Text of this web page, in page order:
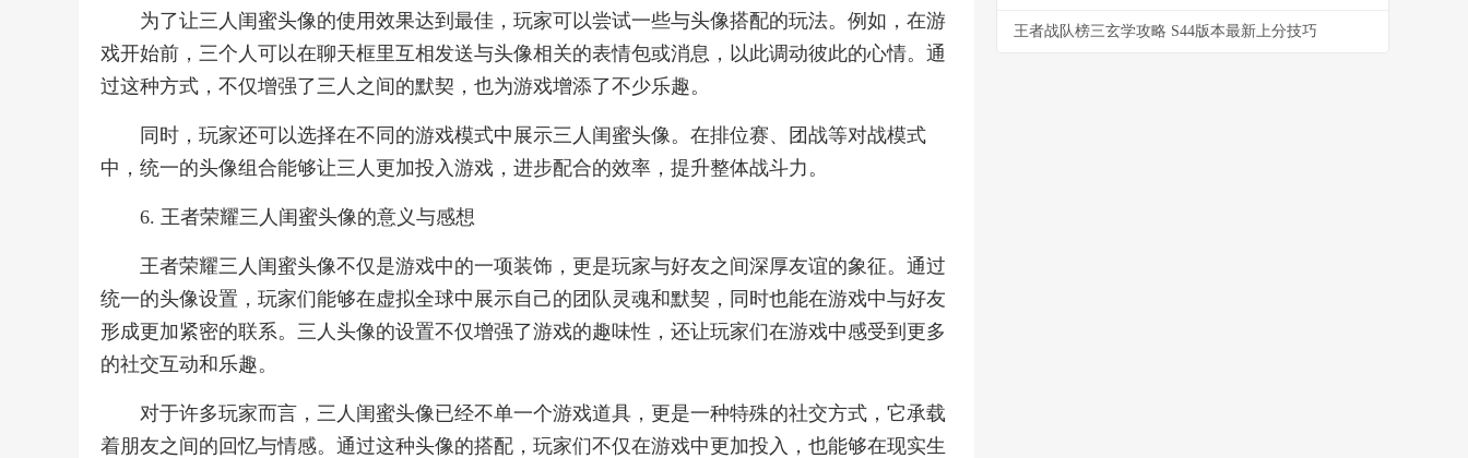
为了让三人闺蜜头像的使用效果达到最佳，玩家可以尝试一些与头像搭配的玩法。例如，在游
戏开始前，三个人可以在聊天框里互相发送与头像相关的表情包或消息，以此调动彼此的心情。通
过这种方式，不仅增强了三人之间的默契，也为游戏增添了不少乐趣。
同时，玩家还可以选择在不同的游戏模式中展示三人闺蜜头像。在排位赛、团战等对战模式
中，统一的头像组合能够让三人更加投入游戏，进步配合的效率，提升整体战斗力。
6. 王者荣耀三人闺蜜头像的意义与感想
王者荣耀三人闺蜜头像不仅是游戏中的一项装饰，更是玩家与好友之间深厚友谊的象征。通过
统一的头像设置，玩家们能够在虚拟全球中展示自己的团队灵魂和默契，同时也能在游戏中与好友
形成更加紧密的联系。三人头像的设置不仅增强了游戏的趣味性，还让玩家们在游戏中感受到更多
的社交互动和乐趣。
对于许多玩家而言，三人闺蜜头像已经不单一个游戏道具，更是一种特殊的社交方式，它承载
着朋友之间的回忆与情感。通过这种头像的搭配，玩家们不仅在游戏中更加投入，也能够在现实生
王者战队榜三玄学攻略 S44版本最新上分技巧